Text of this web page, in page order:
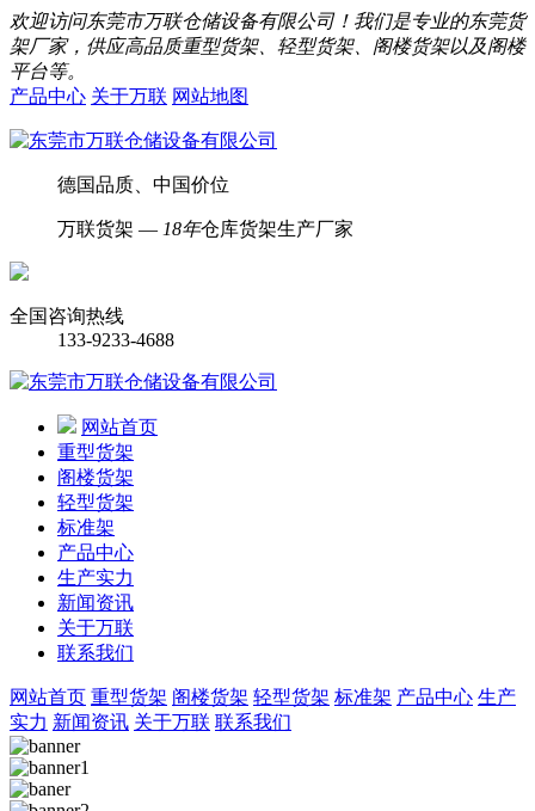
欢迎访问东莞市万联仓储设备有限公司！我们是专业的东莞货
架厂家，供应高品质重型货架、轻型货架、阁楼货架以及阁楼
平台等。
产品中心 关于万联 网站地图
德国品质、中国价位
万联货架 — 18年仓库货架生产厂家
全国咨询热线
133-9233-4688
网站首页
重型货架
阁楼货架
轻型货架
标准架
产品中心
生产实力
新闻资讯
关于万联
联系我们
网站首页 重型货架 阁楼货架 轻型货架 标准架 产品中心 生产
实力 新闻资讯 关于万联 联系我们